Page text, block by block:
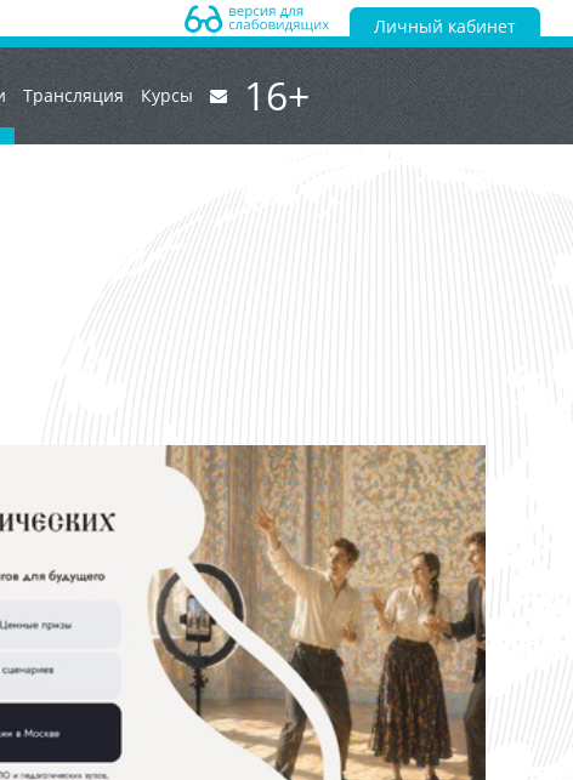
Личный кабинет
Трансляция Курсы 16+